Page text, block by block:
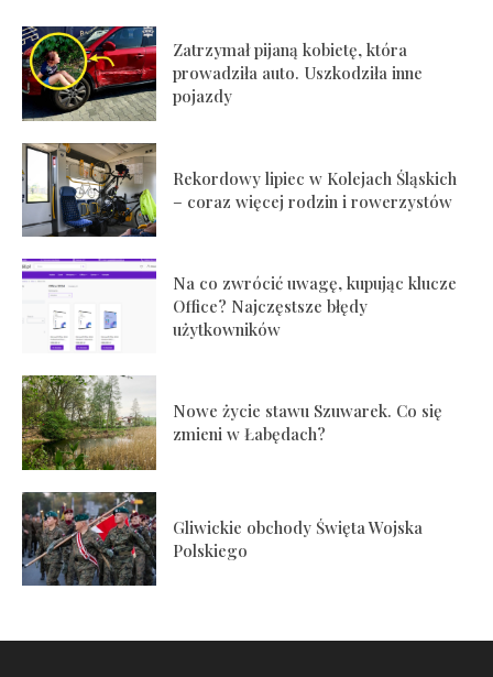
Zatrzymał pijaną kobietę, która
prowadziła auto. Uszkodziła inne
pojazdy
Rekordowy lipiec w Kolejach Śląskich
– coraz więcej rodzin i rowerzystów
Na co zwrócić uwagę, kupując klucze
Office? Najczęstsze błędy
użytkowników
Nowe życie stawu Szuwarek. Co się
zmieni w Łabędach?
Gliwickie obchody Święta Wojska
Polskiego